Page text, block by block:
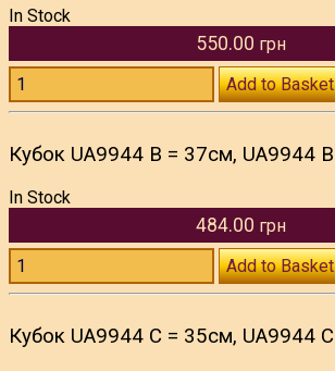
In Stock
550.00 грн
Add to Basket
Кубок UA9944 B = 37см, UA9944 B
In Stock
484.00 грн
Add to Basket
Кубок UA9944 C = 35см, UA9944 C